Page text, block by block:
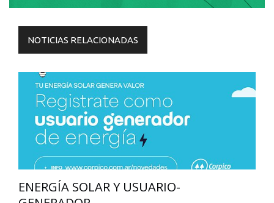
NOTICIAS RELACIONADAS
ENERGÍA SOLAR Y USUARIO-